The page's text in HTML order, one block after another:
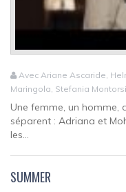
Avec Ariane Ascaride,
Maringola, Stefania Montorsi
Une femme, un homme,
séparent : Adriana et
les...
SUMMER